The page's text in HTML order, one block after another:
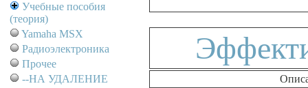
Учебные пособия
(теория)
Yamaha MSX
Радиоэлектроника
Прочее
--НА УДАЛЕНИЕ